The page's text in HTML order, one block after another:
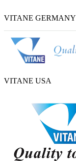
VITANE GERMANY
VITANE USA